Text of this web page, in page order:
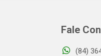
Fale
(84)